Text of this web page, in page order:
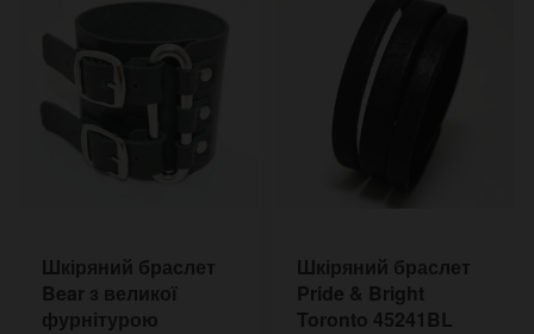
Шкіряний браслет
Bear з великої
фурнітурою
Шкіряний браслет
Pride & Bright
Toronto 45241BL